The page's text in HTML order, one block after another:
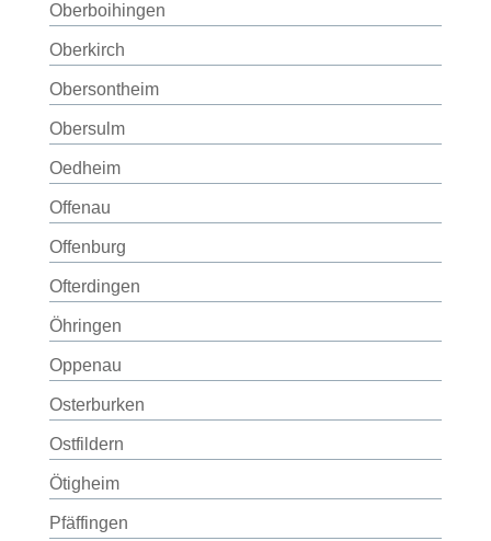
Oberboihingen
Oberkirch
Obersontheim
Obersulm
Oedheim
Offenau
Offenburg
Ofterdingen
Öhringen
Oppenau
Osterburken
Ostfildern
Ötigheim
Pfäffingen